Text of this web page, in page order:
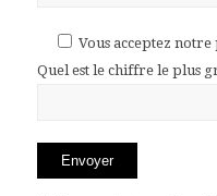
Vous acceptez
Quel est le chiffre le plus